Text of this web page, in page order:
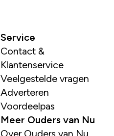
Service
Contact &
Klantenservice
Veelgestelde vragen
Adverteren
Voordeelpas
Meer Ouders van Nu
Over Ouders van Nu